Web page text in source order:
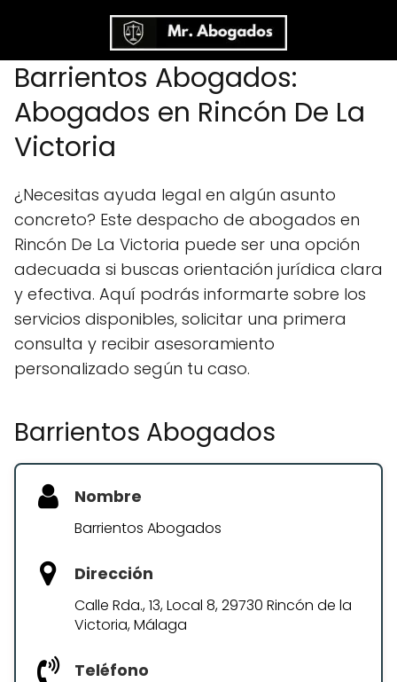
Barrientos Abogados:
Abogados en Rincón De La
Victoria
¿Necesitas ayuda legal en algún asunto
concreto? Este despacho de abogados en
Rincón De La Victoria puede ser una opción
adecuada si buscas orientación jurídica clara
y efectiva. Aquí podrás informarte sobre los
servicios disponibles, solicitar una primera
consulta y recibir asesoramiento
personalizado según tu caso.
Barrientos Abogados
Nombre
Barrientos Abogados
Dirección
Calle Rda., 13, Local 8, 29730 Rincón de la
Victoria, Málaga
Teléfono